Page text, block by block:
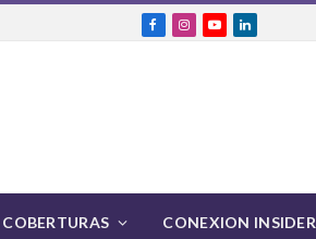
FacebookInstagram
YouTubeLinkedIn
COBERTURAS CONEXION INSIDER